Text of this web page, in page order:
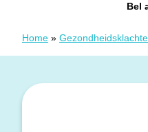
Bel
Home »